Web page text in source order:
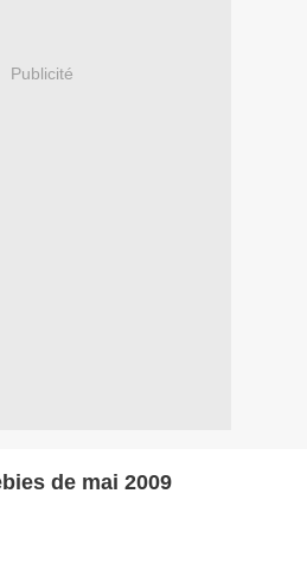
Publicité
de mai 2009